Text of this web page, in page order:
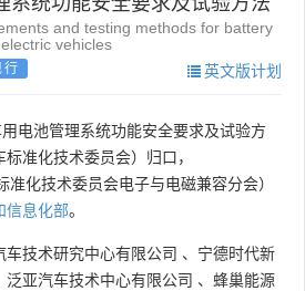
企业标准
and testing methods for battery
vehicles
行 英文版计划
电池管理系统功能安全要求及试验方
标准化技术委员会）归口，
准化技术委员会电子与电磁兼容分会）
信息化部。
车技术研究中心有限公司 、 宁德时代新
泛亚汽车技术中心有限公司 、 蜂巢能源